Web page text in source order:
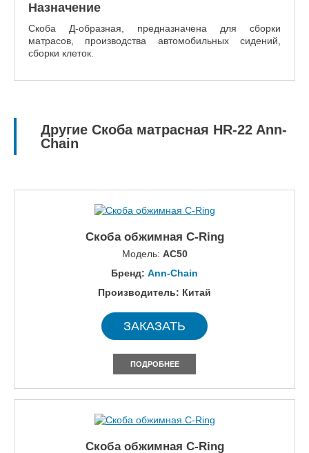
Назначение
Скоба Д-образная, предназначена для сборки
матрасов, производства автомобильных сидений,
сборки клеток.
Другие Скоба матрасная HR-22 Ann-
Chain
Скоба обжимная C-Ring
Модель: AC50
Бренд: Ann-Chain
Производитель: Китай
ЗАКАЗАТЬ
ПОДРОБНЕЕ
Скоба обжимная C-Ring